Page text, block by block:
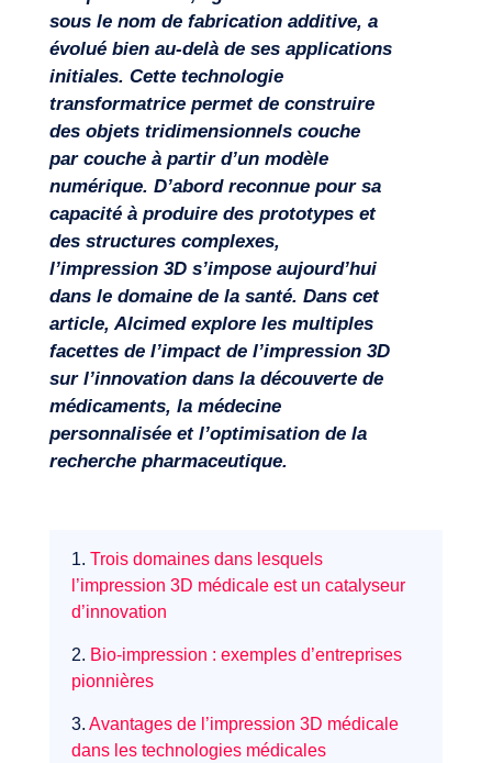
sous le nom de fabrication additive, a
évolué bien au-delà de ses applications
initiales. Cette technologie
transformatrice permet de construire
des objets tridimensionnels couche
par couche à partir d’un modèle
numérique. D’abord reconnue pour sa
capacité à produire des prototypes et
des structures complexes,
l’impression 3D s’impose aujourd’hui
dans le domaine de la santé. Dans cet
article, Alcimed explore les multiples
facettes de l’impact de l’impression 3D
sur l’innovation dans la découverte de
médicaments, la médecine
personnalisée et l’optimisation de la
recherche pharmaceutique.
1. Trois domaines dans lesquels
l’impression 3D médicale est un catalyseur
d’innovation
2. Bio-impression : exemples d’entreprises
pionnières
3. Avantages de l’impression 3D médicale
dans les technologies médicales